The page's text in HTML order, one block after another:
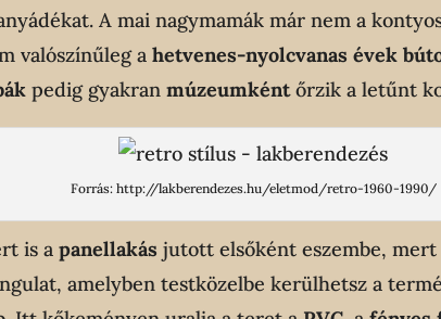
A mai nagymamák már nem a
valószínűleg ahetvenes-nyolcvanas évek
pedig gyakranmúzeumkéntőrzik a letűnt
Forrás: http://lakberendezes.hu/eletmod/retro-1960-1990/
is apanellakás jutott elsőként eszembe,
amelyben testközelbe kerülhetsz a